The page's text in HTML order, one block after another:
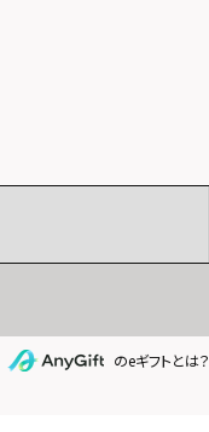
のeギフトとは？